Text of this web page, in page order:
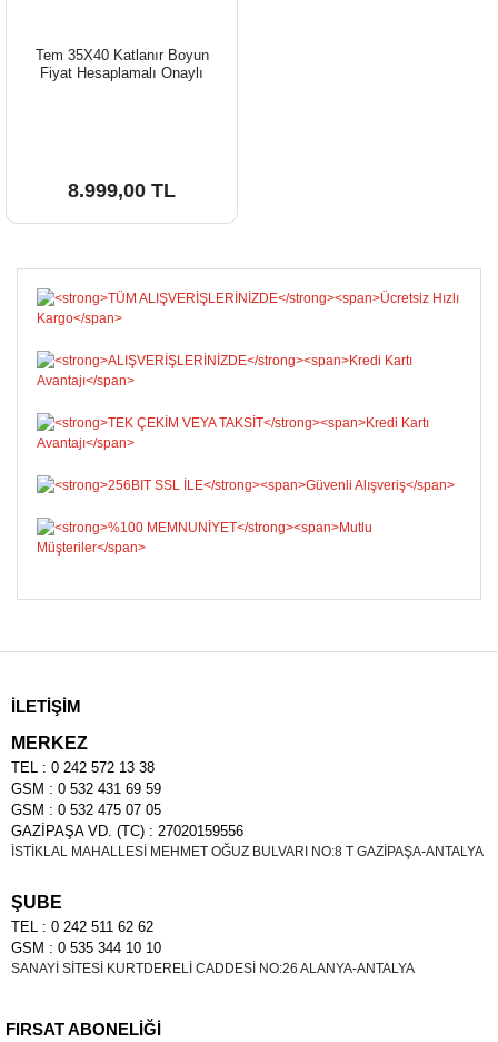
Tem 35X40 Katlanır Boyun
Fiyat Hesaplamalı Onaylı
8.999,00 TL
İLETİŞİM
MERKEZ
TEL : 0 242 572 13 38
GSM : 0 532 431 69 59
GSM : 0 532 475 07 05
GAZİPAŞA VD. (TC) : 27020159556
İSTİKLAL MAHALLESİ MEHMET OĞUZ BULVARI NO:8 T GAZİPAŞA-ANTALYA
ŞUBE
TEL : 0 242 511 62 62
GSM : 0 535 344 10 10
SANAYİ SİTESİ KURTDERELİ CADDESİ NO:26 ALANYA-ANTALYA
FIRSAT ABONELİĞİ